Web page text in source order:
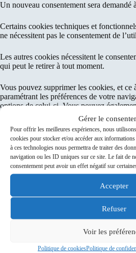
Gérer le
Pour offrir les meilleures expériences, nous
cookies pour stocker et/ou accéder aux
à ces technologies nous permettra de traiter des
navigation ou les ID uniques sur ce site. Le fait de
consentement peut avoir un effet négatif sur
Accepter
Refuser
Voir les
Politique de cookiesPolitique de
Un nouveau consentement sera demandé
Certains cookies techniques et
ne nécessitent pas le consentement de
Les autres cookies nécessitent le
qui peut le retirer à tout moment.
Vous pouvez supprimer les cookies, et ce
paramétrant les préférences de votre
options de celui-ci. Vous pouvez
l’ensemble ou à certains cookies en
préférences de navigation dans le bandeau
consentement des cookies.
Politique des cookies
Transmission des données personnelles
Les données personnelles vous
qu’à un usage interne. Elles ne seront pas
dehors de l’Union Européenne,
réglementation.